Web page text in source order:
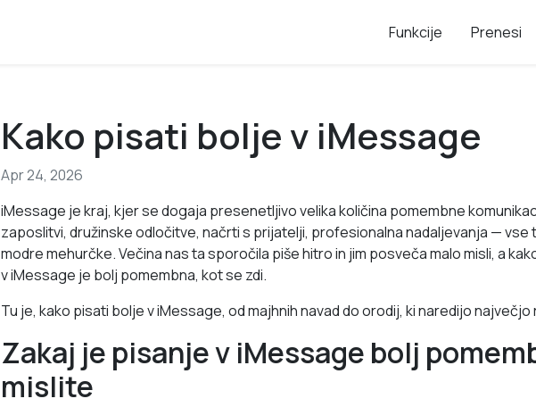
Funkcije Prenesi
Kako pisati bolje v iMessage
Apr 24, 2026
iMessage je kraj, kjer se dogaja presenetljivo velika količina pomembne
zaposlitvi, družinske odločitve, načrti s prijatelji, profesionalna nadaljevanja — vse
modre mehurčke. Večina nas ta sporočila piše hitro in jim posveča malo misli, a
v iMessage je bolj pomembna, kot se zdi.
Tu je, kako pisati bolje v iMessage, od majhnih navad do orodij, ki naredijo največjo
Zakaj je pisanje v iMessage bolj
mislite